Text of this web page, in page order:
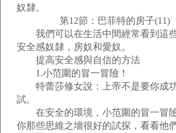
奴隸。
第12節：巴菲特的房子(11)
我們可以在生活中間經常看到這
安全感奴隸，房奴和愛奴。
提高安全感與自信的方法
1.小范圍的冒一冒險！
特蕾莎修女說：上帝不是要你成
試。
在安全的環境，小范圍的冒一冒
你那些思維之墻很好的試探，看看他